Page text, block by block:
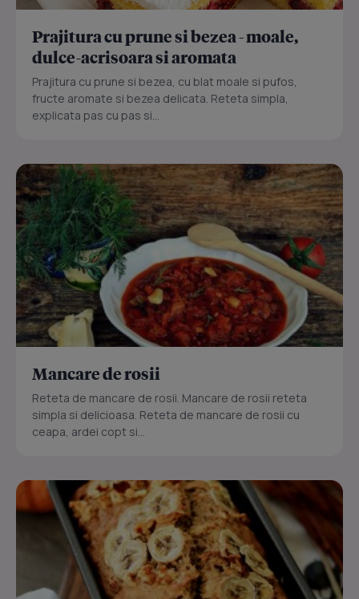
Prajitura cu prune si bezea - moale,
dulce-acrisoara si aromata
Prajitura cu prune si bezea, cu blat moale si pufos,
fructe aromate si bezea delicata. Reteta simpla,
explicata pas cu pas si...
Mancare de rosii
Reteta de mancare de rosii. Mancare de rosii reteta
simpla si delicioasa. Reteta de mancare de rosii cu
ceapa, ardei copt si...